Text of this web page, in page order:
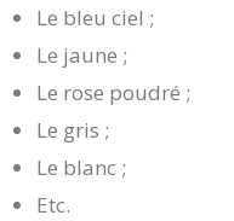
Le bleu ciel ;
Le jaune ;
Le rose poudré ;
Le gris ;
Le blanc ;
Etc.